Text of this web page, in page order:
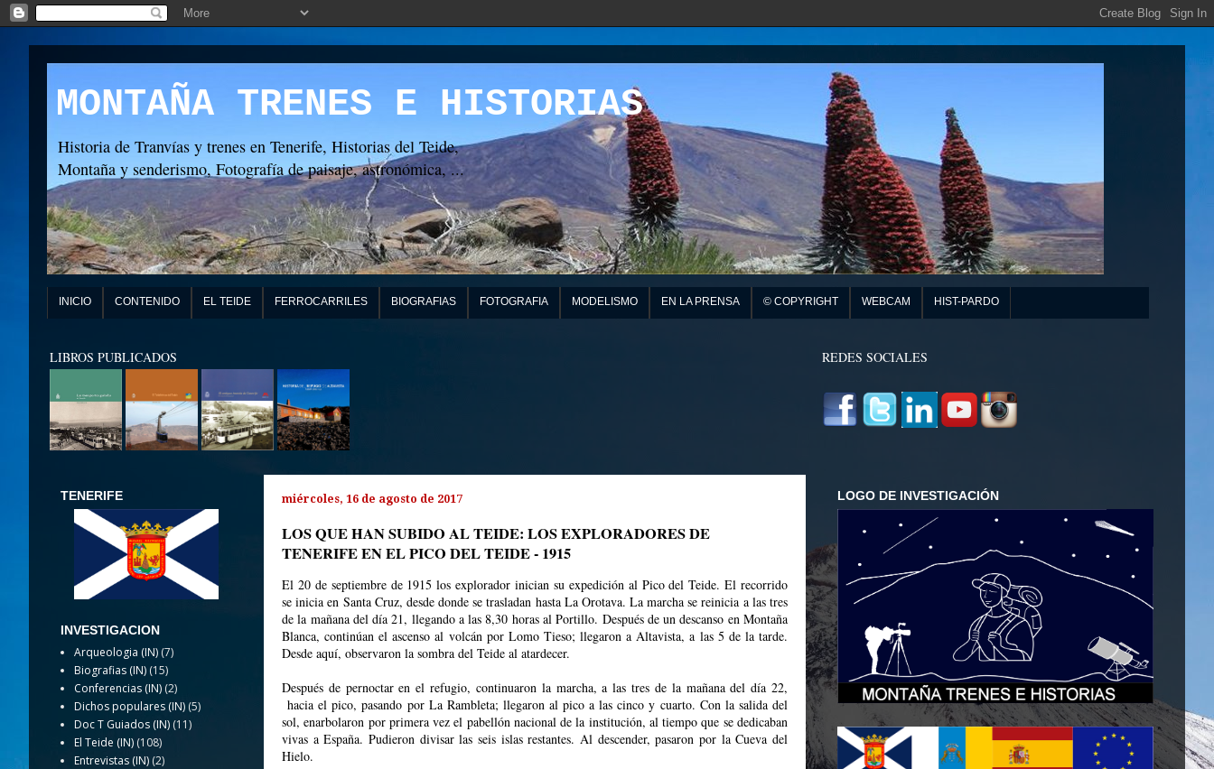
MONTAÑA TRENES E HISTORIAS
Historia de Tranvías y trenes en Tenerife, Historias del Teide,
Montaña y senderismo, Fotografía de paisaje, astronómica, ...
INICIO CONTENIDO EL TEIDE FERROCARRILES BIOGRAFIAS FOTOGRAFIA MODELISMO EN LA PRENSA © COPYRIGHT WEBCAM HIST-PARDO
LIBROS PUBLICADOS REDES SOCIALES
miércoles, 16 de agosto de 2017
LOS QUE HAN SUBIDO AL TEIDE: LOS EXPLORADORES DE
TENERIFE EN EL PICO DEL TEIDE - 1915
El 20 de septiembre de 1915 los explorador inician su expedición al Pico del Teide. El recorrido
se inicia en Santa Cruz, desde donde se trasladan hasta La Orotava. La marcha se reinicia a las tres
de la mañana del día 21, llegando a las 8,30 horas al Portillo. Después de un descanso en Montaña
Blanca, continúan el ascenso al volcán por Lomo Tieso; llegaron a Altavista, a las 5 de la tarde.
Desde aquí, observaron la sombra del Teide al atardecer.
Después de pernoctar en el refugio, continuaron la marcha, a las tres de la mañana del día 22,
hacia el pico, pasando por La Rambleta; llegaron al pico a las cinco y cuarto. Con la salida del
sol, enarbolaron por primera vez el pabellón nacional de la institución, al tiempo que se dedicaban
vivas a España. Pudieron divisar las seis islas restantes. Al descender, pasaron por la Cueva del
Hielo.
TENERIFE
INVESTIGACION
Arqueologia (IN) (7)
Biografias (IN) (15)
Conferencias (IN) (2)
Dichos populares (IN) (5)
Doc T Guiados (IN) (11)
El Teide (IN) (108)
Entrevistas (IN) (2)
LOGO DE INVESTIGACIÓN